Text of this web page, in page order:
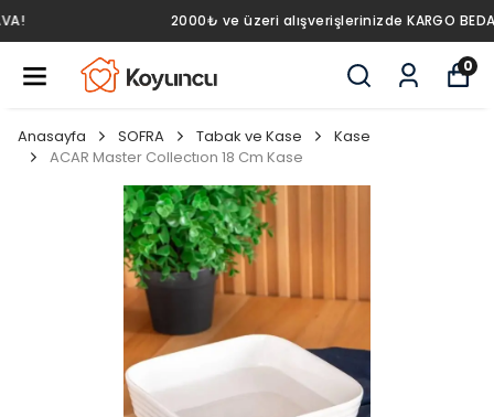
2000₺ ve üzeri alışverişlerinizde KARGO BEDAVA!
0
Anasayfa SOFRA Tabak ve Kase
Kase
ACAR Master Collectıon 18 Cm Kase